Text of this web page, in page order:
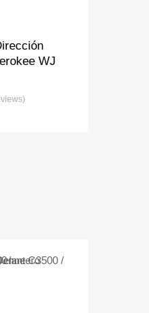
to Wishlist
Add to Compare
WJ